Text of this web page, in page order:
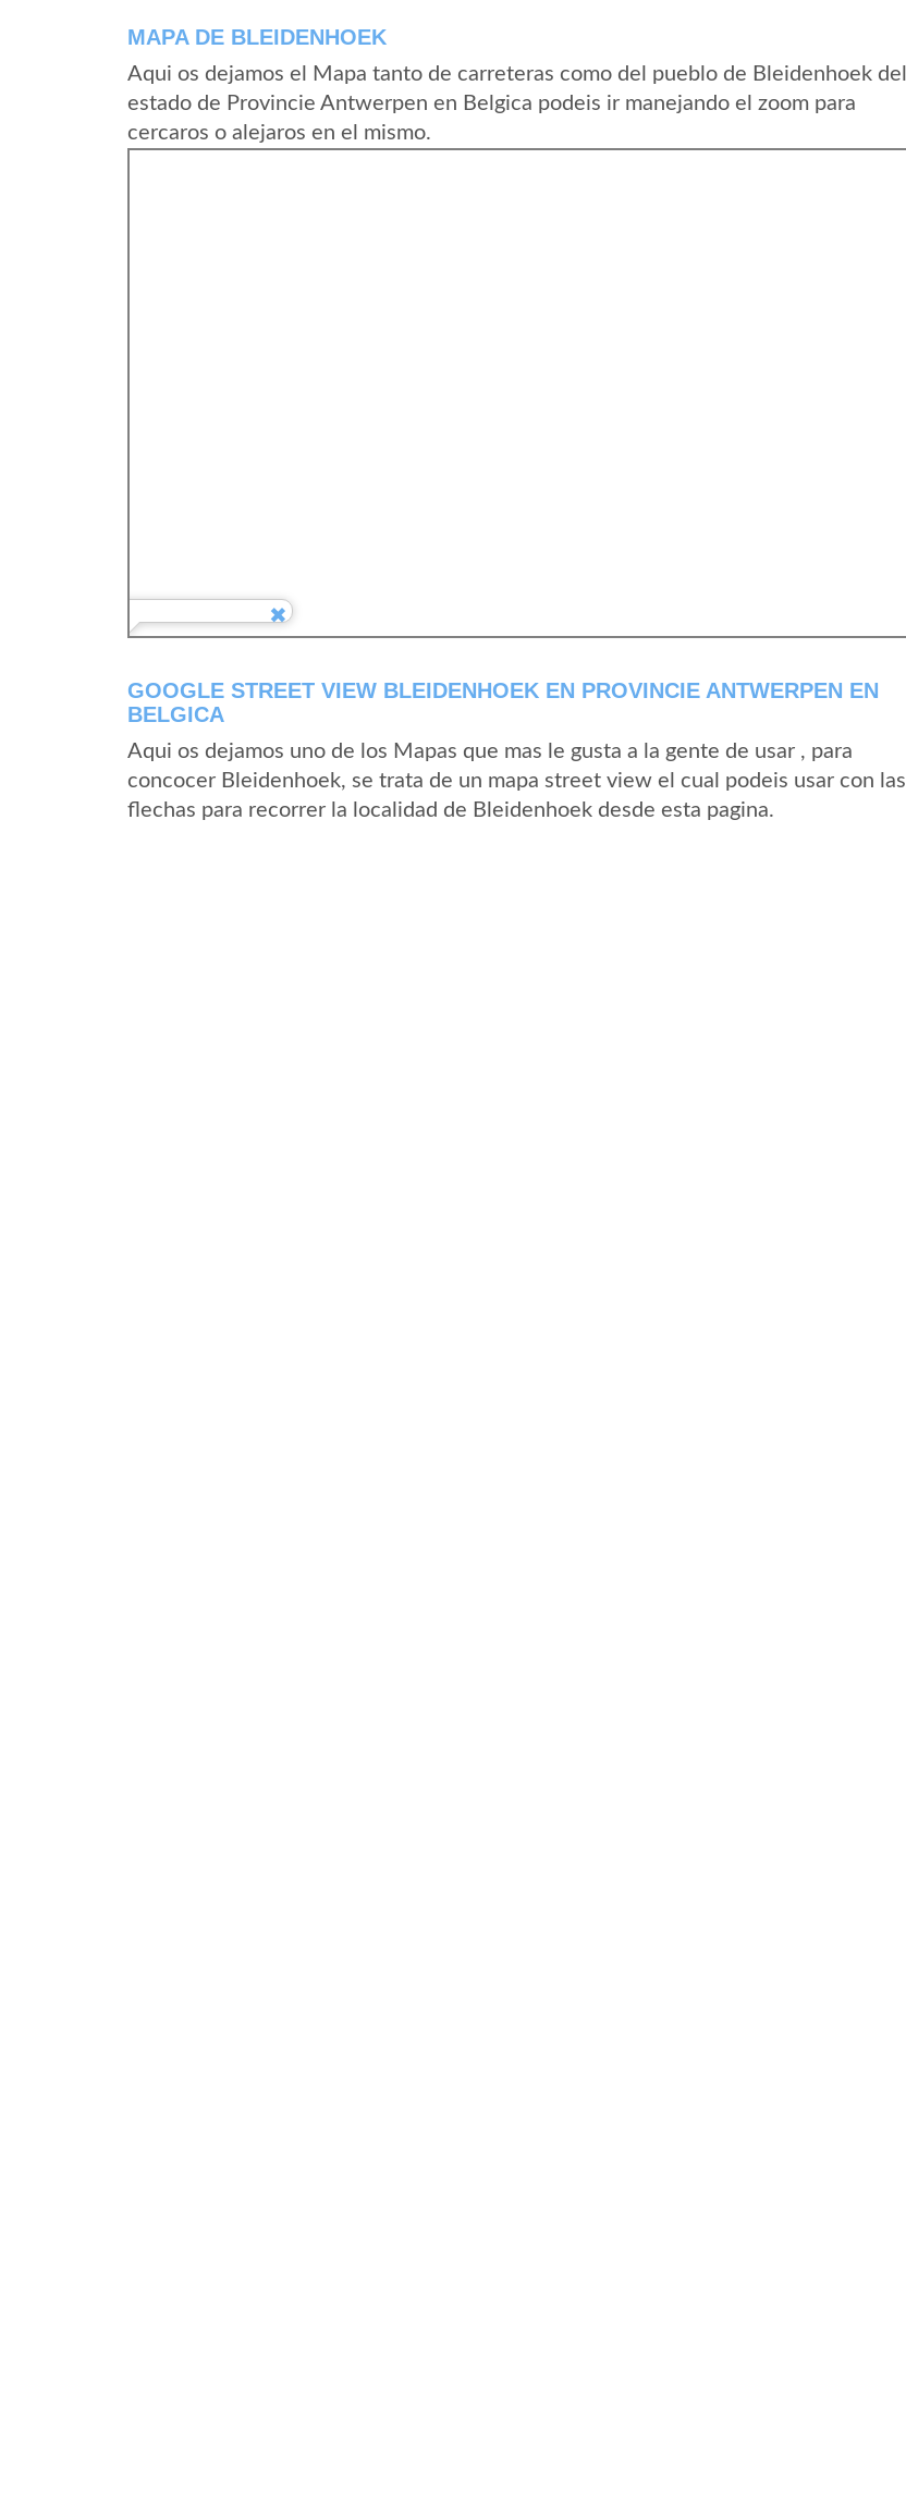
MAPA DE BLEIDENHOEK
Aqui os dejamos el Mapa tanto de carreteras como del pueblo de Bleidenhoek del
estado de Provincie Antwerpen en Belgica podeis ir manejando el zoom para
cercaros o alejaros en el mismo.
GOOGLE STREET VIEW BLEIDENHOEK EN PROVINCIE ANTWERPEN EN
BELGICA
Aqui os dejamos uno de los Mapas que mas le gusta a la gente de usar , para
concocer Bleidenhoek, se trata de un mapa street view el cual podeis usar con las
flechas para recorrer la localidad de Bleidenhoek desde esta pagina.